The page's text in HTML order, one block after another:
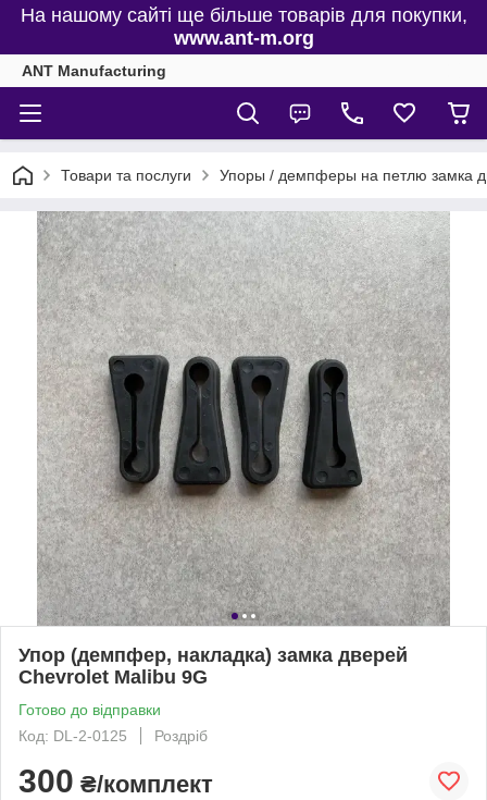
На нашому сайті ще більше товарів для покупки,
www.ant-m.org
ANT Manufacturing
Товари та послуги Упоры / демпферы на петлю замка
Упор (демпфер, накладка) замка дверей
Chevrolet Malibu 9G
Готово до відправки
Код: DL-2-0125
Роздріб
300 ₴/комплект